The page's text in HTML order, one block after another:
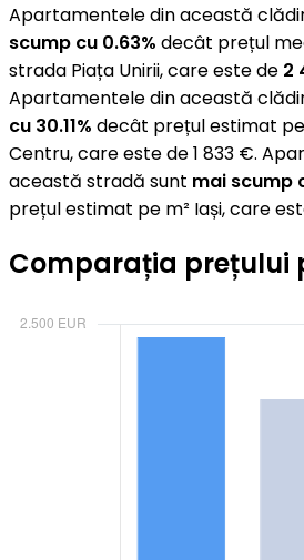
Apartamentele din această
scump cu 0.63% decât prețul
strada Piața Unirii, care este de 2
Apartamentele din această
cu 30.11% decât prețul estimat
Centru, care este de 1 833 €.
această stradă sunt mai scump
prețul estimat pe m² Iași, care
Comparația prețului